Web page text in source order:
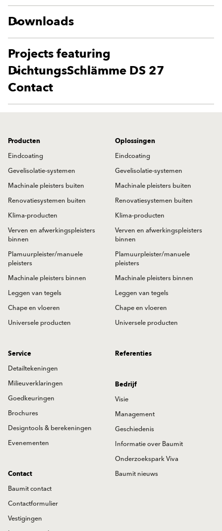
Downloads
Projects featuring
DichtungsSchlämme DS 27
Contact
Producten
Eindcoating
Gevelisolatie-systemen
Machinale pleisters buiten
Renovatiesystemen buiten
Klima-producten
Verven en afwerkingspleisters
binnen
Plamuurpleister/manuele
pleisters
Machinale pleisters binnen
Leggen van tegels
Chape en vloeren
Universele producten
Oplossingen
Eindcoating
Gevelisolatie-systemen
Machinale pleisters buiten
Renovatiesystemen buiten
Klima-producten
Verven en afwerkingspleisters
binnen
Plamuurpleister/manuele
pleisters
Machinale pleisters binnen
Leggen van tegels
Chape en vloeren
Universele producten
Service
Detailtekeningen
Milieuverklaringen
Goedkeuringen
Brochures
Designtools & berekeningen
Evenementen
Referenties
Bedrijf
Visie
Management
Geschiedenis
Informatie over Baumit
Onderzoekspark Viva
Baumit nieuws
Contact
Baumit contact
Contactformulier
Vestigingen